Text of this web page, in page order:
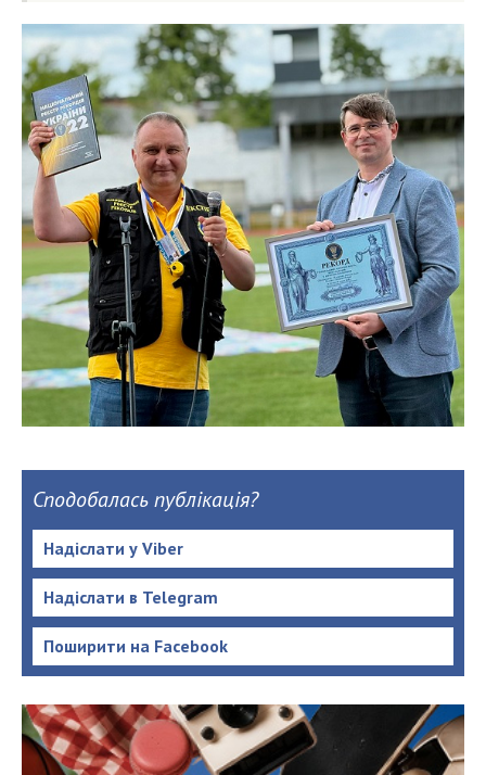
Сподобалась публікація?
Надіслати у Viber
Надіслати в Telegram
Поширити на Facebook